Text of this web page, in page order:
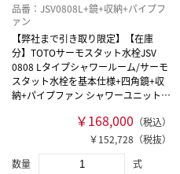
品番：JSV0808L+鏡+収納+パイプフ
ァン
【弊社まで引き取り限定】【在庫
分】TOTOサーモスタット水栓JSV
0808 Lタイプシャワールーム/サーモ
スタット水栓を基本仕様+四角鏡+収
納+パイプファン シャワーユニット・
D800×W800×H2030mm
￥168,000 （税込）
￥152,728（税抜）
数量
式